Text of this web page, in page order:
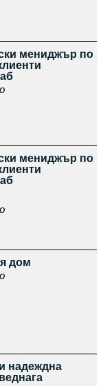
мениджър по
мениджър по
дом
надеждна